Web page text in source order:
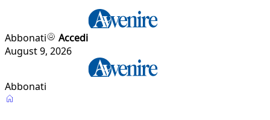
Abbonati
Accedi
August 9, 2026
Abbonati